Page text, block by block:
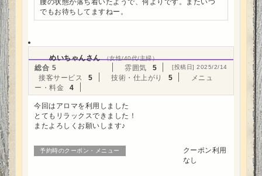
腰の状態が落ち着いたようで、何よりです。またいつ
でもお待ちしてますねー。
めいちゃんさん （女性/40代/主婦）
[投稿日] 2025/2/14
総合 5 雰囲気
5
接客サービス
5 技術・仕上がり 5
メニュ
ー・料金
4
今回はアロマを利用しました
とてもリラックスできました！
またよろしくお願いします♪
予約時のクーポン・メニュー
クーポン利用
なし